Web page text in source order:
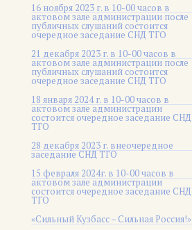
16 ноября 2023 г. в 10-00 часов в
актовом зале администрации после
публичных слушаний состоится
очередное заседание СНД ТГО
21 декабря 2023 г. в 10-00 часов в
актовом зале администрации после
публичных слушаний состоится
очередное заседание СНД ТГО
18 января 2024 г. в 10-00 часов в
актовом зале администрации
состоится очередное заседание СНД
ТГО
28 декабря 2023 г. внеочередное
заседание СНД ТГО
15 февраля 2024г. в 10-00 часов в
актовом зале администрации
состоится очередное заседание СНД
ТГО
«Сильный Кузбасс – Сильная Россия!»